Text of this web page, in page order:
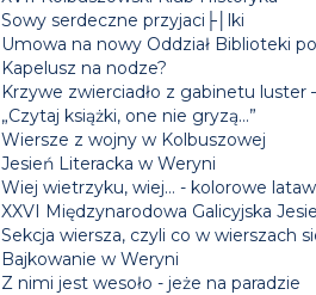
Sowy serdeczne przyjaci├│lki
Umowa na nowy Oddział Biblioteki
Kapelusz na nodze?
Krzywe zwierciadło z gabinetu luster
„Czytaj książki, one nie gryzą...”
Wiersze z wojny w Kolbuszowej
Jesień Literacka w Weryni
Wiej wietrzyku, wiej… - kolorowe
XXVI Międzynarodowa Galicyjska
Sekcja wiersza, czyli co w wierszach
Bajkowanie w Weryni
Z nimi jest wesoło - jeże na paradzie